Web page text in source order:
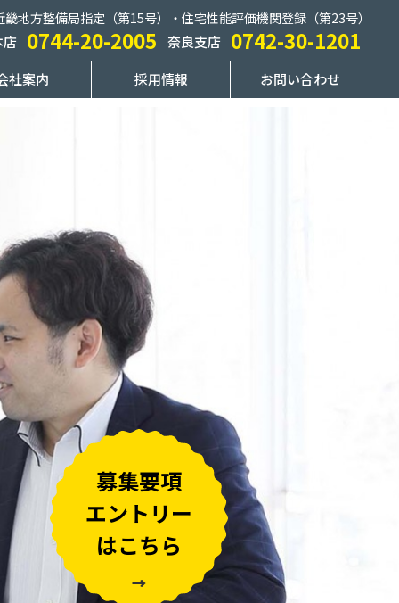
畿地方整備局指定（第15号）・住宅性能評価機関登録（第23号）
店 0744-20-2005 奈良支店 0742-30-1201
社案内 採用情報 お問い合わせ
募集要項
エントリー
はこちら